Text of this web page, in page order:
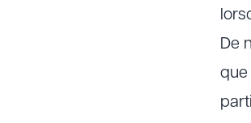
De
que